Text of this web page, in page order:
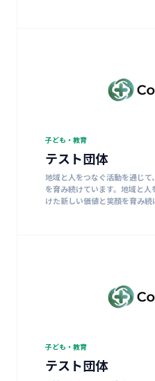
子ども・教育
テスト団体
地域と人をつなぐ活動を通じ
を育み続けています。地域と
けた新しい価値と笑顔を育み続
子ども・教育
テスト団体